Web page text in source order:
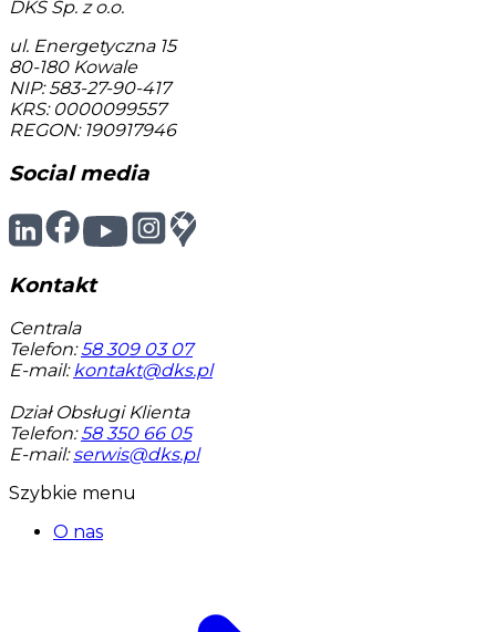
DKS Sp. z o.o.
ul. Energetyczna 15
80-180 Kowale
NIP: 583-27-90-417
KRS: 0000099557
REGON: 190917946
Social media
Kontakt
Centrala
Telefon: 58 309 03 07
E-mail: kontakt@dks.pl
Dział Obsługi Klienta
Telefon: 58 350 66 05
E-mail: serwis@dks.pl
Szybkie menu
O nas